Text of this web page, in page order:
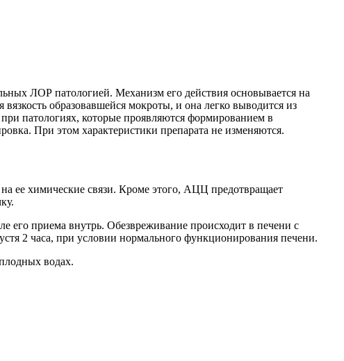
ЛОР патологией. Механизм его действия основывается на
образовавшейся мокроты, и она легко выводится из
патологиях, которые проявляются формированием в
При этом характеристики препарата не изменяются.
ее химические связи. Кроме этого, АЦЦ предотвращает
его приема внутрь. Обезвреживание происходит в печени с
2 часа, при условии нормального функционирования печени.
водах.